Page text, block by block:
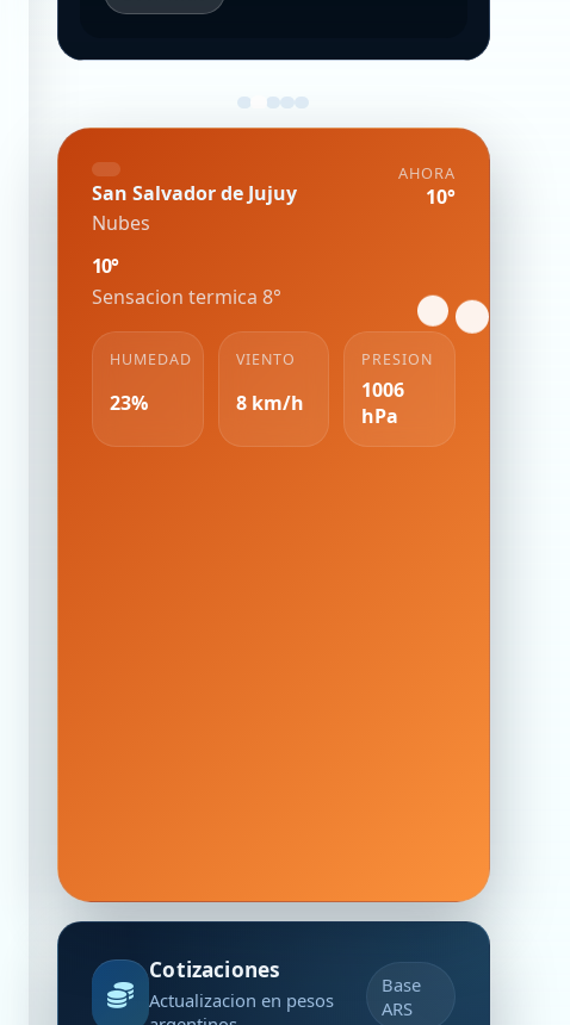
San Salvador de Jujuy
Nubes
AHORA
10°
10°
Sensacion termica 8°
HUMEDAD
23%
VIENTO
8 km/h
PRESION
1006
hPa
Cotizaciones
Actualizacion en pesos
Base
ARS